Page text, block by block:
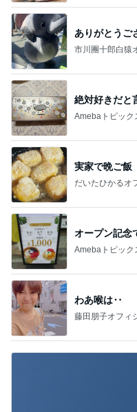
ありがとうご
市川團十郎白猿
絶対好きだと
Amebaトピック
実家で晩ご飯
だいたひかるオ
オープン記念
Amebaトピック
わあ喉は‥
藤田朋子オフィ